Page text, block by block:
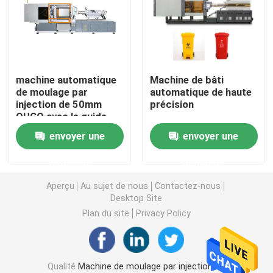
Machine hydraulique de moulage par injection
machine à grande vitesse de moulage par injection
Machine de moulage par injection de moteur servo
Machine de moulage par injection d'ANIMAL FAMILIER
Machine de moulage par injection de PVC
Mini Injection Molding Machine
machine automatique
de moulage par
injection de 50mm
OUCO avec le guide
linéaire 300Ton à
grande vitesse
envoyer une
Machine de bâti
automatique de haute
précision
envoyer une
Aperçu Au sujet de nous
Contactez-nous
Desktop Site
Plan du site
Privacy Policy
Qualité Machine de moulage par injection de